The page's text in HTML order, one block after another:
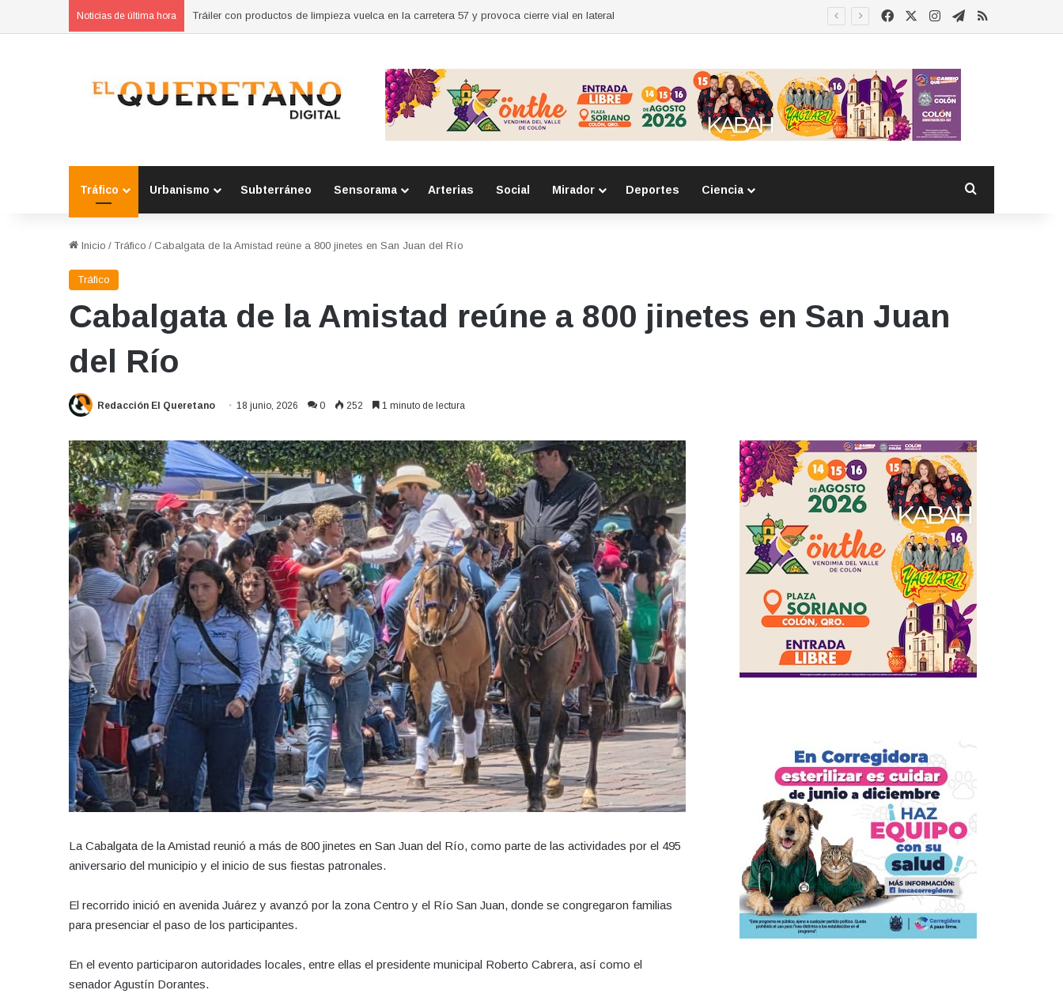
Noticias de última hora FacebookInstagram
Telegram
RSS
Tráfico Urbanismo Subterráneo Sensorama Arterias Social Mirador Deportes Ciencia
Inicio / Tráfico / Cabalgata de la Amistad reúne a 800 jinetes en San Juan del Río
Tráfico
Cabalgata de la Amistad reúne a 800 jinetes en San Juan
del Río
Redacción El Queretano 18 junio, 2026 0 252 1 minuto de lectura
La Cabalgata de la Amistad reunió a más de 800 jinetes en San Juan del Río, como parte de las actividades por el 495
aniversario del municipio y el inicio de sus fiestas patronales.
El recorrido inició en avenida Juárez y avanzó por la zona Centro y el Río San Juan, donde se congregaron familias
para presenciar el paso de los participantes.
En el evento participaron autoridades locales, entre ellas el presidente municipal Roberto Cabrera, así como el
senador Agustín Dorantes.